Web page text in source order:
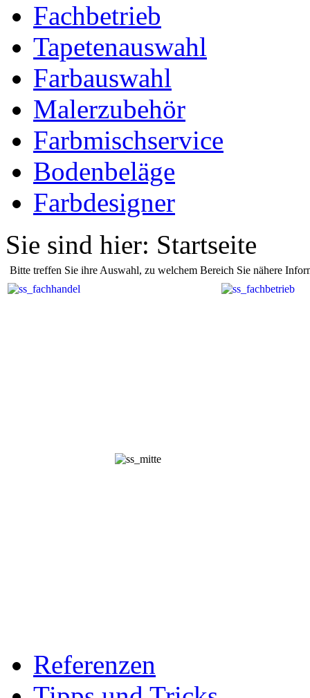
Fachbetrieb
Tapetenauswahl
Farbauswahl
Malerzubehör
Farbmischservice
Bodenbeläge
Farbdesigner
Sie sind hier: Startseite
Bitte treffen Sie ihre Auswahl, zu welchem Bereich Sie nähere
Referenzen